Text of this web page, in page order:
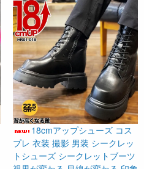
18cmアップシューズ コス
プレ 衣装 撮影 男装 シークレッ
トシューズ シークレットブーツ